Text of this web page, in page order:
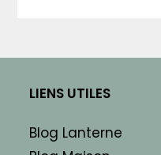
LIENS UTILES
Blog Lanterne